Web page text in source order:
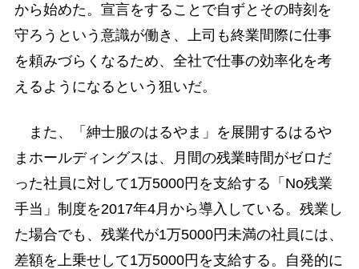
から始めた。宣言をすることで自ずとその時刻を
守ろうという意識が働き、上司も終業間際に仕事
を頼みづらくなるため、全社で仕事の効率化を考
えるようになるという狙いだ。
また、「紳士服のはるやま」を展開するはるや
まホールディングスは、月間の残業時間がゼロだ
った社員に対して1万5000円を支給する「No残業
手当」制度を2017年4月から導入している。残業し
た場合でも、残業代が1万5000円未満の社員には、
差額を上乗せして1万5000円を支給する。自発的に